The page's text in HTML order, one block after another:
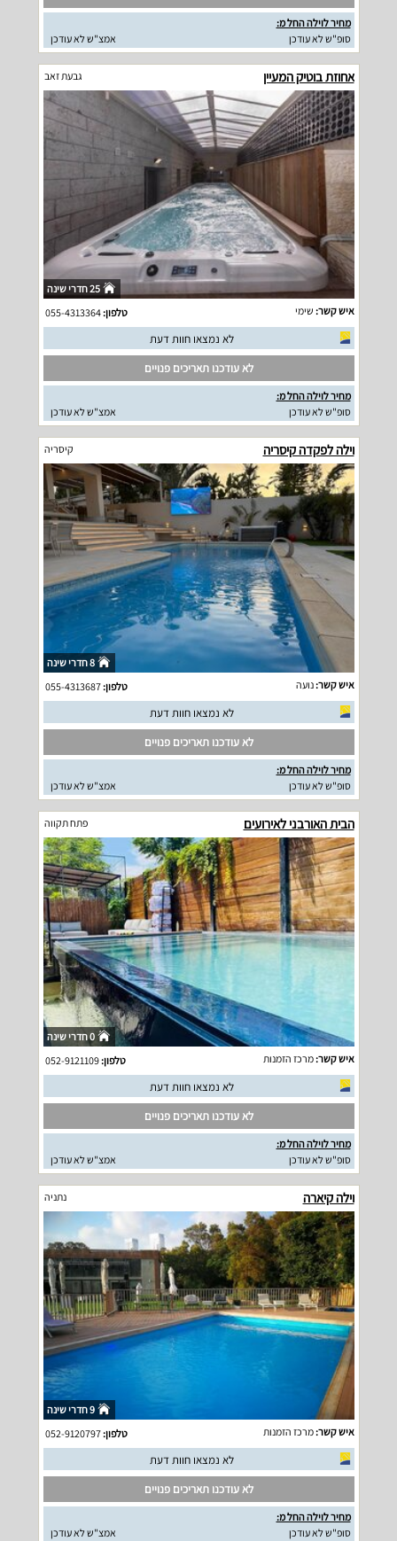
מחיר לוילה החל מ:
סופ"ש לא עודכן
אמצ"ש לא עודכן
אחוזת בוטיק המעיין גבעת זאב
25 חדרי שינה
איש קשר: שימי טלפון:055-4313364
לא נמצאו חוות דעת
לא עודכנו תאריכים פנויים
מחיר לוילה החל מ:
סופ"ש לא עודכן
אמצ"ש לא עודכן
וילה לפקדה קיסריה קיסריה
8 חדרי שינה
איש קשר:נועה טלפון:055-4313687
לא נמצאו חוות דעת
לא עודכנו תאריכים פנויים
מחיר לוילה החל מ:
סופ"ש לא עודכן
אמצ"ש לא עודכן
הבית האורבני לאירועים פתח תקווה
0 חדרי שינה
איש קשר:מרכז הזמנות טלפון:052-9121109
לא נמצאו חוות דעת
לא עודכנו תאריכים פנויים
מחיר לוילה החל מ:
סופ"ש לא עודכן
אמצ"ש לא עודכן
וילה קיארה נתניה
9 חדרי שינה
איש קשר:מרכז הזמנות טלפון:052-9120797
לא נמצאו חוות דעת
לא עודכנו תאריכים פנויים
מחיר לוילה החל מ:
סופ"ש לא עודכן
אמצ"ש לא עודכן